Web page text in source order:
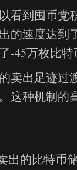
看到囤币党
的速度达到
-45万枚比特
卖出足迹过
这种机制的
出的比特币